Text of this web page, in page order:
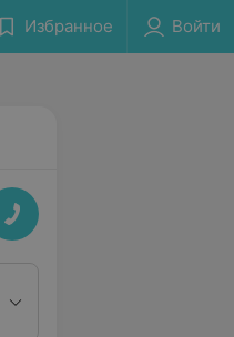
Избранное Войти